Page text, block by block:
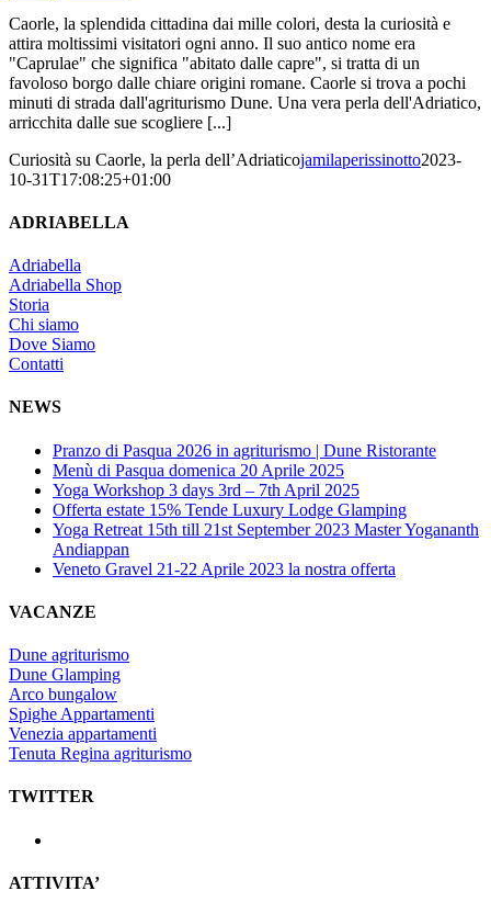
Caorle, la splendida cittadina dai mille colori, desta la curiosità e
attira moltissimi visitatori ogni anno. Il suo antico nome era
"Caprulae" che significa "abitato dalle capre", si tratta di un
favoloso borgo dalle chiare origini romane. Caorle si trova a pochi
minuti di strada dall'agriturismo Dune. Una vera perla dell'Adriatico,
arricchita dalle sue scogliere [...]
Curiosità su Caorle, la perla dell’Adriaticojamilaperissinotto2023-
10-31T17:08:25+01:00
ADRIABELLA
Adriabella
Adriabella Shop
Storia
Chi siamo
Dove Siamo
Contatti
NEWS
Pranzo di Pasqua 2026 in agriturismo | Dune Ristorante
Menù di Pasqua domenica 20 Aprile 2025
Yoga Workshop 3 days 3rd – 7th April 2025
Offerta estate 15% Tende Luxury Lodge Glamping
Yoga Retreat 15th till 21st September 2023 Master Yogananth
Andiappan
Veneto Gravel 21-22 Aprile 2023 la nostra offerta
VACANZE
Dune agriturismo
Dune Glamping
Arco bungalow
Spighe Appartamenti
Venezia appartamenti
Tenuta Regina agriturismo
TWITTER
ATTIVITA’